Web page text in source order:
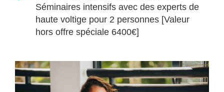
Séminaires intensifs avec des experts de
haute voltige pour 2 personnes [Valeur
hors offre spéciale 6400€]